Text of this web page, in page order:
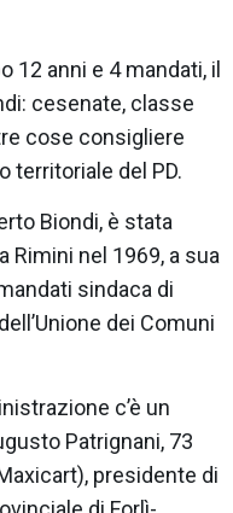
12 anni e 4 mandati, il
cesenate, classe
cose consigliere
territoriale del PD.
Biondi, è stata
Rimini nel 1969, a sua
sindaca di
dei Comuni
c’è un
Patrignani, 73
presidente di